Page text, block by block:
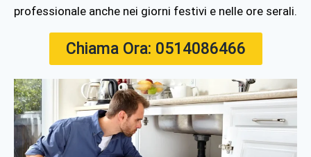
professionale anche nei giorni festivi e nelle ore serali.
Chiama Ora: 0514086466